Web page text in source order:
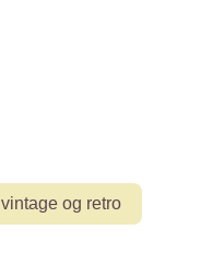
vintage og retro